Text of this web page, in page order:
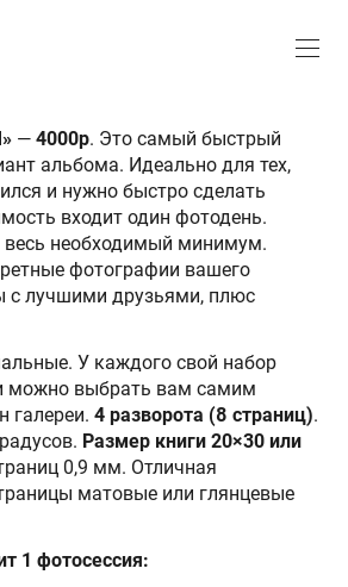
— 4000р. Это самый быстрый
альбома. Идеально для тех,
и нужно быстро сделать
входит один фотодень.
весь необходимый минимум.
фотографии вашего
с лучшими друзьями, плюс
У каждого свой набор
можно выбрать вам самим
галереи. 4 разворота (8 страниц).
Размер книги 20×30 или
0,9 мм. Отличная
матовые или глянцевые
1 фотосессия: